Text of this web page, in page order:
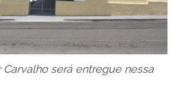
Carvalho será entregue nessa